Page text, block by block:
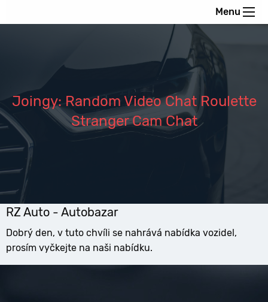
Menu
Joingy: Random Video Chat Roulette
Stranger Cam Chat
RZ Auto - Autobazar
Dobrý den, v tuto chvíli se nahrává nabídka vozidel,
prosím vyčkejte na naši nabídku.